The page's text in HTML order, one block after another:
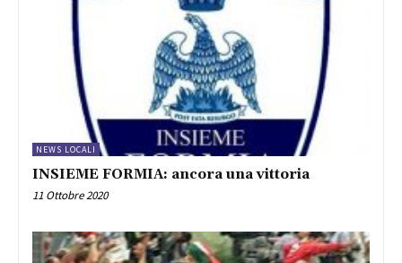
NEWS LOCALI
INSIEME FORMIA: ancora una vittoria
11 Ottobre 2020